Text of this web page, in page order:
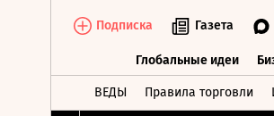
Подписка Газета
Глобальные идеи
ВЕДЫ Правила торговли